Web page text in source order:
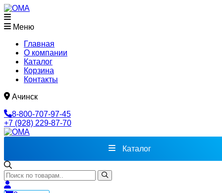
Меню
Главная
О компании
Каталог
Корзина
Контакты
Ачинск
8-800-707-97-45
+7 (928) 229-87-70
Каталог